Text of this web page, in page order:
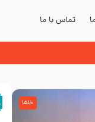
تماس با ما
خلفا